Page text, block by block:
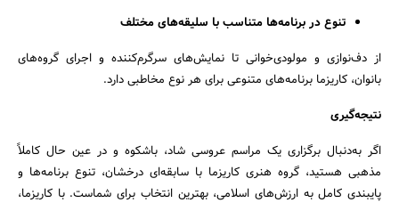
تنوع در برنامه‌ها متناسب با سلیقه‌های مختلف
از دف‌نوازی و مولودی‌خوانی تا نمایش‌های سرگرم‌کننده و اجرای گروه‌های
بانوان، کاریزما برنامه‌های متنوعی برای هر نوع مخاطبی دارد.
نتیجه‌گیری
اگر به‌دنبال برگزاری یک مراسم عروسی شاد، باشکوه و در عین حال کاملاً
مذهبی هستید، گروه هنری کاریزما با سابقه‌ای درخشان، تنوع برنامه‌ها و
پایبندی کامل به ارزش‌های اسلامی، بهترین انتخاب برای شماست. با کاریزما،